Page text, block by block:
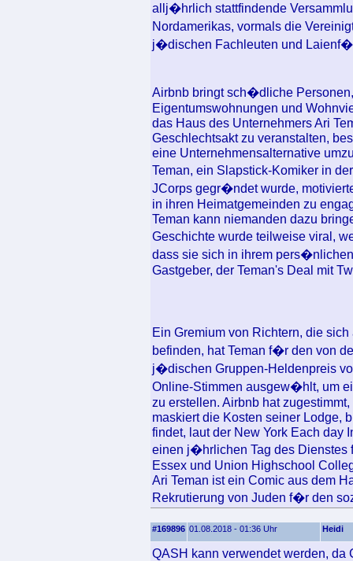
allj�hrlich stattfindende
Nordamerikas, vormals die
j�dischen Fachleuten und
Airbnb bringt sch�dliche
Eigentumswohnungen und
das Haus des Unternehmers Ari
Geschlechtsakt zu veranstalten,
eine Unternehmensalternative
Teman, ein Slapstick-Komiker in
JCorps gegr�ndet wurde,
in ihren Heimatgemeinden zu
Teman kann niemanden dazu
Geschichte wurde teilweise viral,
dass sie sich in ihrem
Gastgeber, der Teman's Deal mit
Ein Gremium von Richtern, die
befinden, hat Teman f�r den von
j�dischen Gruppen-Heldenpreis
Online-Stimmen ausgew�hlt, um
zu erstellen. Airbnb hat
maskiert die Kosten seiner Lodge,
findet, laut der New York Each day
einen j�hrlichen Tag des
Essex und Union Highschool
Ari Teman ist ein Comic aus dem
Rekrutierung von Juden f�r den
#169896 01.08.2018 - 01:36 Uhr Heidi
QASH kann verwendet werden,